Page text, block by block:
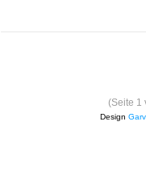
(Seite 1
Design